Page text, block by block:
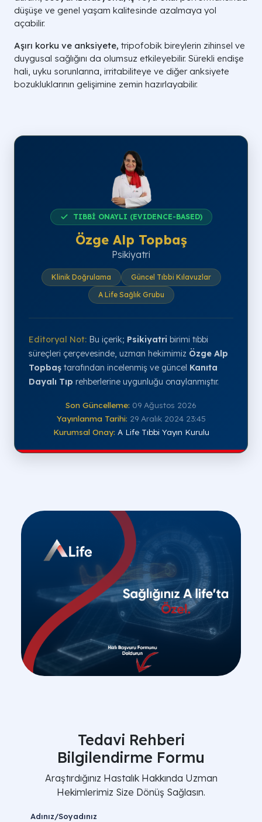
düşüşe ve genel yaşam kalitesinde azalmaya yol
açabilir.
Aşırı korku ve anksiyete, tripofobik bireylerin zihinsel ve
duygusal sağlığını da olumsuz etkileyebilir. Sürekli endişe
hali, uyku sorunlarına, irritabiliteye ve diğer anksiyete
bozukluklarının gelişimine zemin hazırlayabilir.
TIBBİ ONAYLI (EVIDENCE-BASED)
Özge Alp Topbaş
Psikiyatri
Klinik Doğrulama
Güncel Tıbbi Kılavuzlar
A Life Sağlık Grubu
Editoryal Not: Bu içerik; Psikiyatri birimi tıbbi
süreçleri çerçevesinde, uzman hekimimiz Özge Alp
Topbaş tarafından incelenmiş ve güncel Kanıta
Dayalı Tıp rehberlerine uygunluğu onaylanmıştır.
Son Güncelleme: 09 Ağustos 2026
Yayınlanma Tarihi: 29 Aralık 2024 23:45
Kurumsal Onay: A Life Tıbbi Yayın Kurulu
Tedavi Rehberi
Bilgilendirme Formu
Araştırdığınız Hastalık Hakkında Uzman
Hekimlerimiz Size Dönüş Sağlasın.
Adınız/Soyadınız